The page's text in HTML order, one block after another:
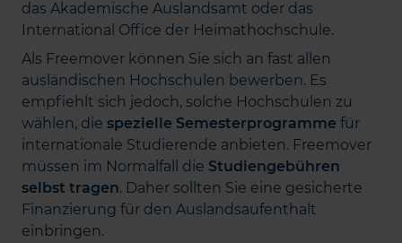
das Akademische Auslandsamt oder das
International Office der Heimathochschule.
Als Freemover können Sie sich an fast allen
ausländischen Hochschulen bewerben. Es
empfiehlt sich jedoch, solche Hochschulen zu
wählen, die spezielle Semesterprogramme für
internationale Studierende anbieten. Freemover
müssen im Normalfall die Studiengebühren
selbst tragen. Daher sollten Sie eine gesicherte
Finanzierung für den Auslandsaufenthalt
einbringen.